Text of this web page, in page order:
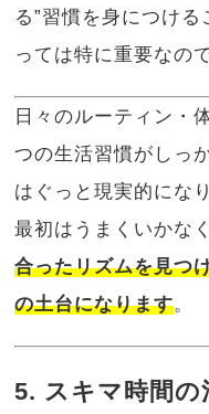
る”習慣を身につけ
っては特に重要なの
日々のルーティン
つの生活習慣がしっ
はぐっと現実的にな
最初はうまくいかな
合ったリズムを見つ
の土台になります。
5. スキマ時間の